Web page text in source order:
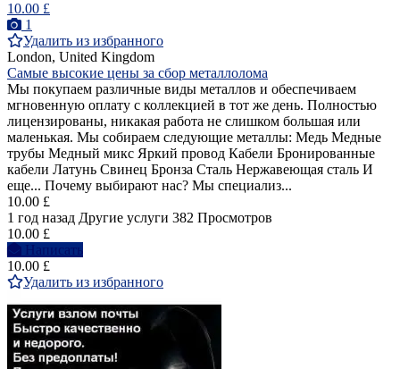
10.00 £
1
Удалить из избранного
London, United Kingdom
Самые высокие цены за сбор металлолома
Мы покупаем различные виды металлов и обеспечиваем
мгновенную оплату с коллекцией в тот же день. Полностью
лицензированы, никакая работа не слишком большая или
маленькая. Мы собираем следующие металлы: Медь Медные
трубы Медный микс Яркий провод Кабели Бронированные
кабели Латунь Свинец Бронза Сталь Нержавеющая сталь И
еще... Почему выбирают нас? Мы специализ...
10.00 £
1 год назад Другие услуги 382 Просмотров
10.00 £
Написать
10.00 £
Удалить из избранного